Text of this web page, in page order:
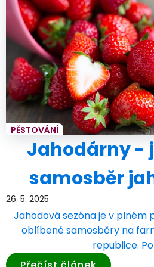
PĚSTOVÁNÍ
Jahodárny -
samosběr
26. 5. 2025
Jahodová sezóna je v plném
oblíbené samosběry na
republice.